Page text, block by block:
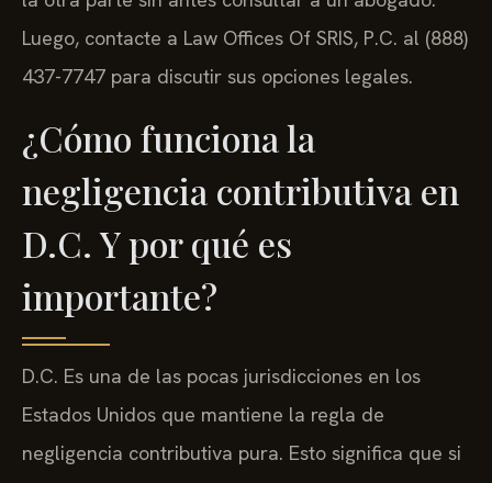
Luego, contacte a Law Offices Of SRIS, P.C. al (888)
437-7747 para discutir sus opciones legales.
¿Cómo funciona la
negligencia contributiva en
D.C. Y por qué es
importante?
D.C. Es una de las pocas jurisdicciones en los
Estados Unidos que mantiene la regla de
negligencia contributiva pura. Esto significa que si